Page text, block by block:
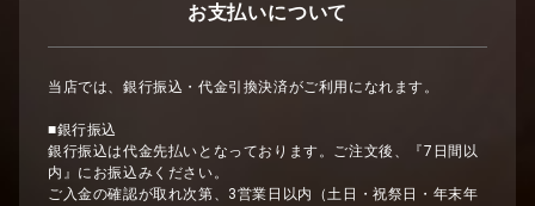
お支払いについて
当店では、銀行振込・代金引換決済がご利用になれます。
■銀行振込
銀行振込は代金先払いとなっております。ご注文後、『7日間以
内』にお振込みください。
ご入金の確認が取れ次第、3営業日以内（土日・祝祭日・年末年